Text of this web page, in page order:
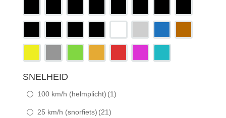
SNELHEID
100 km/h (helmplicht) (1)
25 km/h (snorfiets) (21)